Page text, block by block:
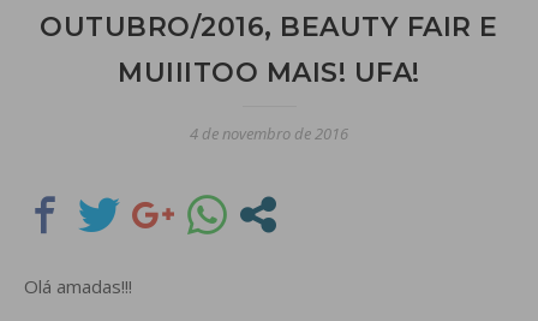
OUTUBRO/2016, BEAUTY FAIR E
MUIIITOO MAIS! UFA!
4 de novembro de 2016
Olá amadas!!!